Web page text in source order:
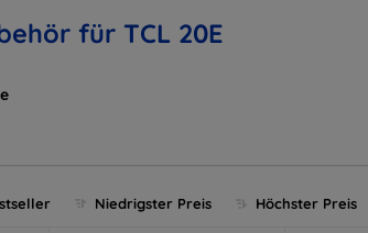
für TCL 20E
Niedrigster Preis Höchster Preis